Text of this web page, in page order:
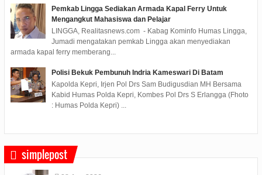
Pemkab Lingga Sediakan Armada Kapal Ferry Untuk
Mengangkut Mahasiswa dan Pelajar
LINGGA, Realitasnews.com - Kabag Kominfo Humas Lingga,
Jumadi mengatakan pemkab Lingga akan menyediakan
armada kapal ferry memberang...
Polisi Bekuk Pembunuh Indria Kameswari Di Batam
Kapolda Kepri, Irjen Pol Drs Sam Budigusdian MH Bersama
Kabid Humas Polda Kepri, Kombes Pol Drs S Erlangga (Fhoto
: Humas Polda Kepri) ...
simplepost